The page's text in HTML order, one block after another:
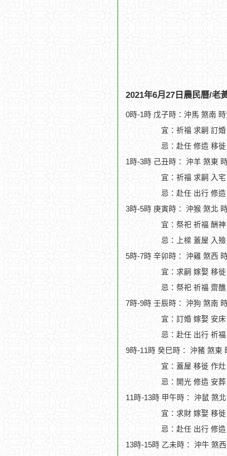
2021年6月27日農民曆/老
0時-1時 戊子時：沖馬 煞南
宜：祈福 求嗣 訂
忌：赴任 修造 移
1時-3時 己丑時： 沖羊 煞東
宜：祈福 求嗣 入
忌：赴任 出行 修
3時-5時 庚寅時： 沖猴 煞北
宜：祭祀 祈福 酬
忌：上樑 蓋屋 入殮
5時-7時 辛卯時： 沖雞 煞西
宜：求嗣 嫁娶 移
忌：祭祀 祈福 齋
7時-9時 壬辰時： 沖狗 煞南
宜：訂婚 嫁娶 安
忌：赴任 出行 祈
9時-11時 癸巳時： 沖豬 煞東
宜：蓋屋 移徙 作
忌：開光 修造 安葬
11時-13時 甲午時： 沖鼠 煞
宜：求財 嫁娶 移
忌：赴任 出行 修
13時-15時 乙未時： 沖牛 煞